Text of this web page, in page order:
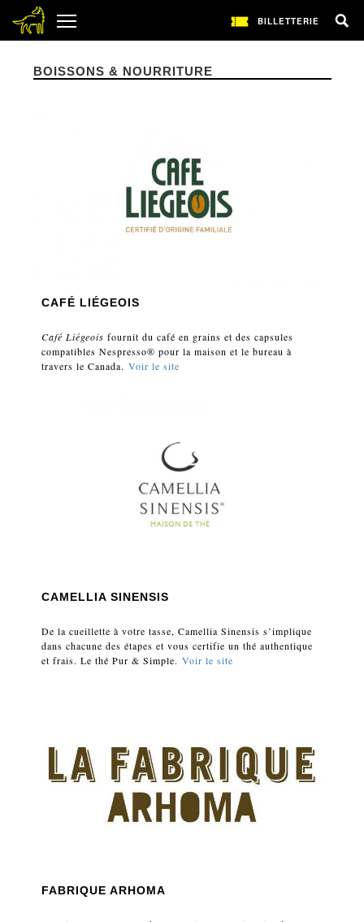
BILLETTERIE
BOISSONS & NOURRITURE
CAFÉ LIÉGEOIS
Café Liégeois fournit du café en grains et des capsules
compatibles Nespresso® pour la maison et le bureau à
travers le Canada. Voir le site
CAMELLIA SINENSIS
De la cueillette à votre tasse, Camellia Sinensis s’implique
dans chacune des étapes et vous certifie un thé authentique
et frais. Le thé Pur & Simple. Voir le site
FABRIQUE ARHOMA